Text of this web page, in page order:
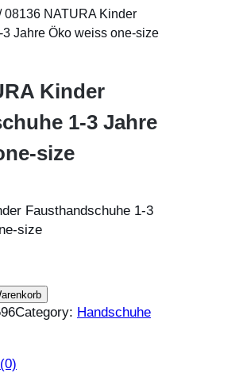
08136 NATURA Kinder
Jahre Öko weiss one-size
Kinder
1-3 Jahre
size
Fausthandschuhe 1-3
size
Category: Handschuhe